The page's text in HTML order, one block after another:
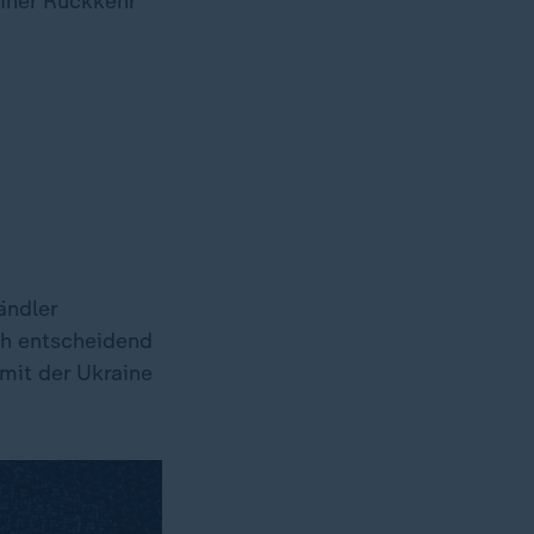
entscheidend
der Ukraine